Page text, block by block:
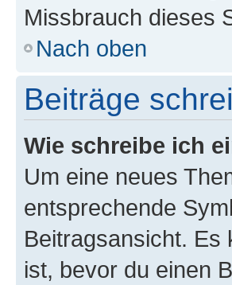
Missbrauch dieses
Nach oben
Beiträge
Wie schreibe ich
Um eine neues
entsprechende
Beitragsansicht. Es
ist, bevor du einen